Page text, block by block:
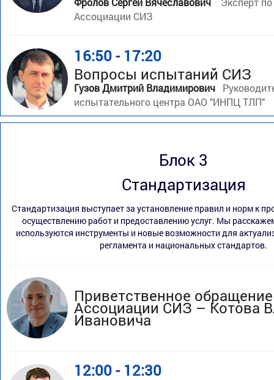
Ассоциации СИЗ
16:50 - 17:20
Вопросы испытаний СИЗ
Гузов Дмитрий Владимирович
испытательного центра ОАО "ИНПЦ ТЛП"
Блок 3
Стандартизация
Стандартизация выступает за установление правил и норм к
осуществлению работ и предоставлению услуг. Мы
используются инструменты и новые возможности для
регламента и национальных стандартов.
Приветственное
Ассоциации СИЗ – Котова
Ивановича
12:00 - 12:30